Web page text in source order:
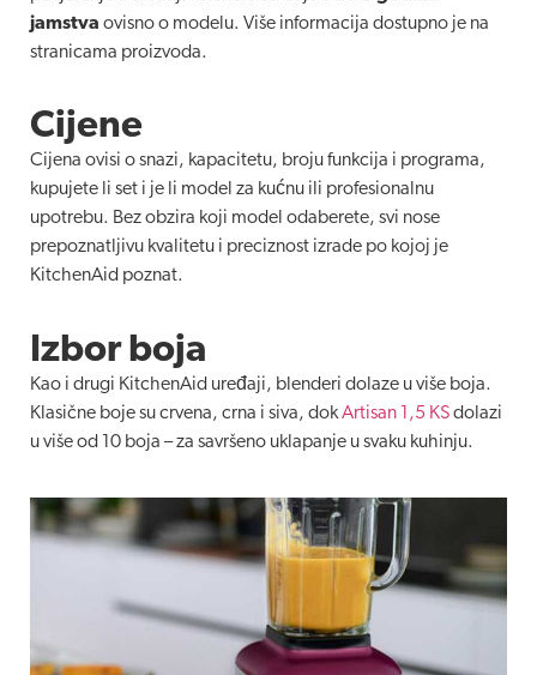
jamstva ovisno o modelu. Više informacija dostupno je na
stranicama proizvoda.
Cijene
Cijena ovisi o snazi, kapacitetu, broju funkcija i programa,
kupujete li set i je li model za kućnu ili profesionalnu
upotrebu. Bez obzira koji model odaberete, svi nose
prepoznatljivu kvalitetu i preciznost izrade po kojoj je
KitchenAid poznat.
Izbor boja
Kao i drugi KitchenAid uređaji, blenderi dolaze u više boja.
Klasične boje su crvena, crna i siva, dokArtisan 1,5 KSdolazi
u više od 10 boja – za savršeno uklapanje u svaku kuhinju.